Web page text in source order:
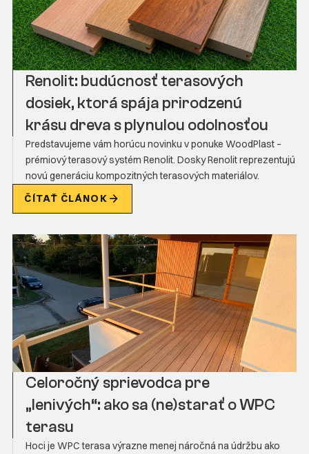
Renolit: budúcnosť terasových
dosiek, ktorá spája prirodzenú
krásu dreva s plynulou odolnosťou
Predstavujeme vám horúcu novinku v ponuke WoodPlast –
prémiový terasový systém Renolit. Dosky Renolit reprezentujú
novú generáciu kompozitných terasových materiálov.
ČÍTAŤ ČLÁNOK
Celoročný sprievodca pre
„lenivých“: ako sa (ne)starať o WPC
terasu
Hoci je WPC terasa výrazne menej náročná na údržbu ako